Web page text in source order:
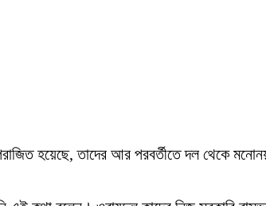
হয়েছে, তাদের আর পরবর্তীতে দল থেকে